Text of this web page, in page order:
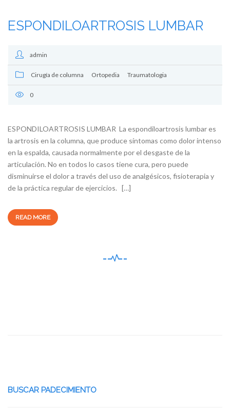
ESPONDILOARTROSIS LUMBAR
admin
Cirugía de columna Ortopedia Traumatologia
0
ESPONDILOARTROSIS LUMBAR La espondiloartrosis lumbar es
la artrosis en la columna, que produce síntomas como dolor intenso
en la espalda, causada normalmente por el desgaste de la
articulación. No en todos lo casos tiene cura, pero puede
disminuirse el dolor a través del uso de analgésicos, fisioterapia y
de la práctica regular de ejercicios. […]
READ MORE
BUSCAR PADECIMIENTO